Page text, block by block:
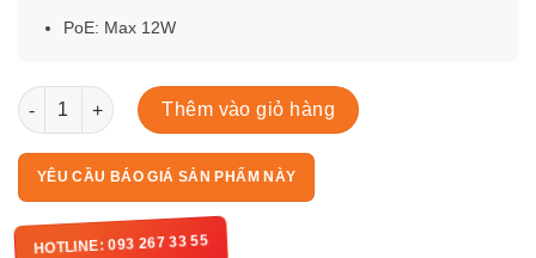
PoE: Max 12W
QNO-C9083R số lượng
Thêm vào giỏ hàng
YÊU CẦU BÁO GIÁ SẢN PHẨM NÀY
HOTLINE: 093 267 33 55